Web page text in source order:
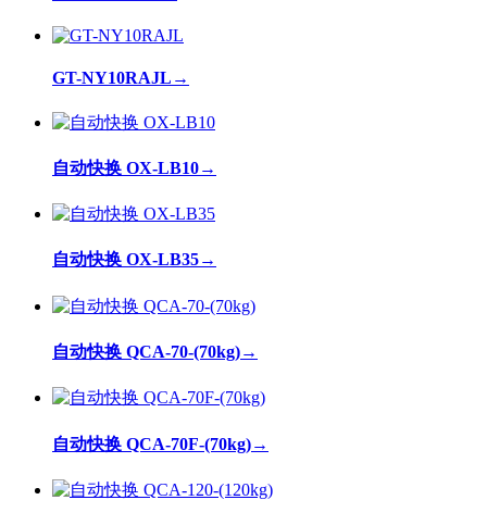
GT-NY10RAJL →
自动快换 OX-LB10→
自动快换 OX-LB35→
自动快换 QCA-70-(70kg)→
自动快换 QCA-70F-(70kg)→